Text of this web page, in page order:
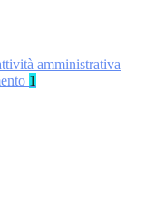
amministrativa
1